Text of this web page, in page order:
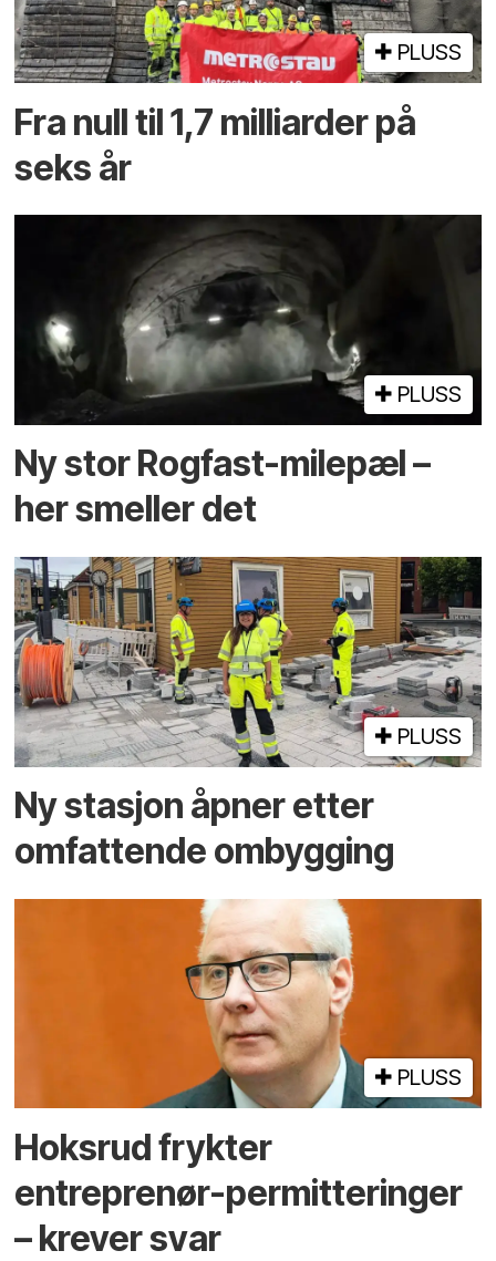
PLUSS
Fra null til 1,7 milliarder på
seks år
PLUSS
Ny stor Rogfast-milepæl –
her smeller det
PLUSS
Ny stasjon åpner etter
omfattende ombygging
PLUSS
Hoksrud frykter
entreprenør-permitteringer
– krever svar